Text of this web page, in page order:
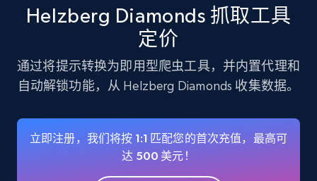
Instagram - Profiles - Collect profile
information by user name
Account, Fbid, ID, Followers, Posts count, Is
3.5K+
Helzberg Diamonds 抓取工具
定价
通过将提示转换为即用型爬虫工具，并内置代理和
自动解锁功能，从 Helzberg Diamonds 收集数据。
立即注册，我们将按 1:1 匹配您的首次充值，最高可
达 500 美元！